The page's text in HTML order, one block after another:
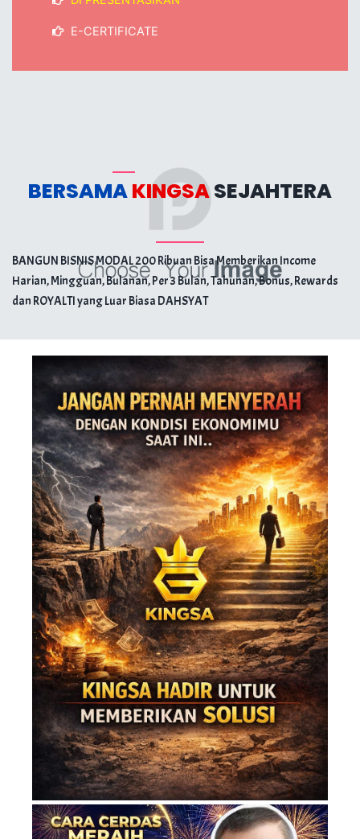
E-CERTIFICATE
BERSAMAKINGSASEJAHTERA
BANGUN BISNIS MODAL 200 Ribuan Bisa Memberikan Income
Harian, Mingguan, Bulanan, Per 3 Bulan, Tahunan, Bonus, Rewards
dan ROYALTI yang Luar Biasa DAHSYAT